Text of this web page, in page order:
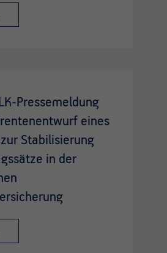
Pressemeldung
eines
Stabilisierung
in der